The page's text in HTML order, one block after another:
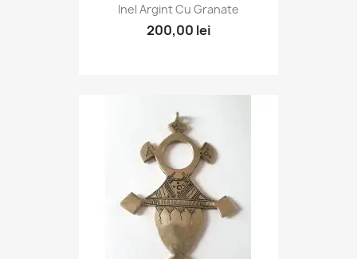
Inel Argint Cu Granate
200,00 lei